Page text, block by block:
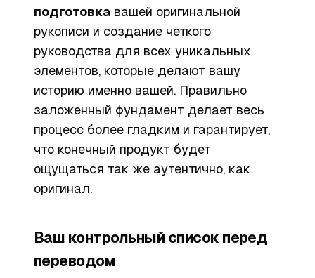
подготовка вашей оригинальной
рукописи и создание четкого
руководства для всех уникальных
элементов, которые делают вашу
историю именно вашей. Правильно
заложенный фундамент делает весь
процесс более гладким и гарантирует,
что конечный продукт будет
ощущаться так же аутентично, как
оригинал.
Ваш контрольный список перед
переводом